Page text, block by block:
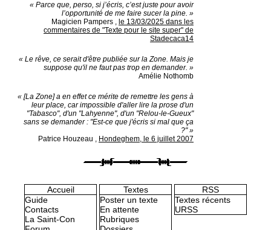
« Parce que, perso, si j’écris, c’est juste pour avoir
l’opportunité de me faire sucer la pine. »
Magicien Pampers , le 13/03/2025 dans les
commentaires de "Texte pour le site super" de
Stadecaca14
« Le rêve, ce serait d'être publiée sur la Zone. Mais je
suppose qu'il ne faut pas trop en demander. »
Amélie Nothomb
« [La Zone] a en effet ce mérite de remettre les gens à
leur place, car impossible d'aller lire la prose d'un
"Tabasco", d'un "Lahyenne", d'un "Relou-le-Gueux"
sans se demander : "Est-ce que j'écris si mal que ça
?" »
Patrice Houzeau , Hondeghem, le 6 juillet 2007
Accueil
Guide
Contacts
La Saint-Con
Textes
Poster un texte
En attente
Rubriques
RSS
Textes récents
URSS